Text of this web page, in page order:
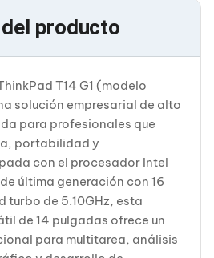
para PC
para Laptop
producto
T14 G1 (modelo
solución empresarial de alto
para profesionales que
portabilidad y
con el procesador Intel
última generación con 16
turbo de 5.10GHz, esta
de 14 pulgadas ofrece un
para multitarea, análisis